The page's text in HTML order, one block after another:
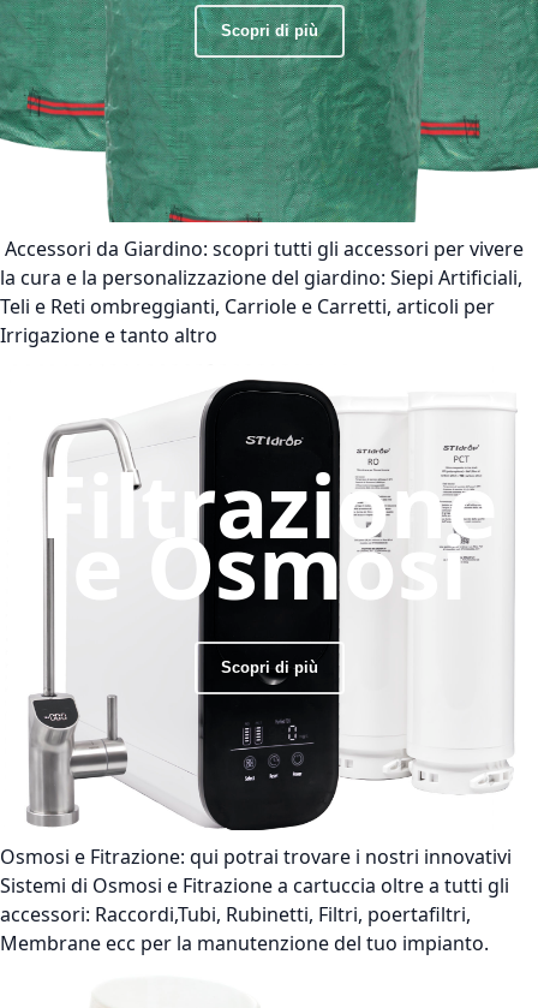
Scopri di più
Accessori da Giardino: scopri tutti gli accessori per vivere
la cura e la personalizzazione del giardino: Siepi Artificiali,
Teli e Reti ombreggianti, Carriole e Carretti, articoli per
Irrigazione e tanto altro
Filtrazione
e Osmosi
Scopri di più
Osmosi e Fitrazione: qui potrai trovare i nostri innovativi
Sistemi di Osmosi e Fitrazione a cartuccia oltre a tutti gli
accessori: Raccordi,Tubi, Rubinetti, Filtri, poertafiltri,
Membrane ecc per la manutenzione del tuo impianto.